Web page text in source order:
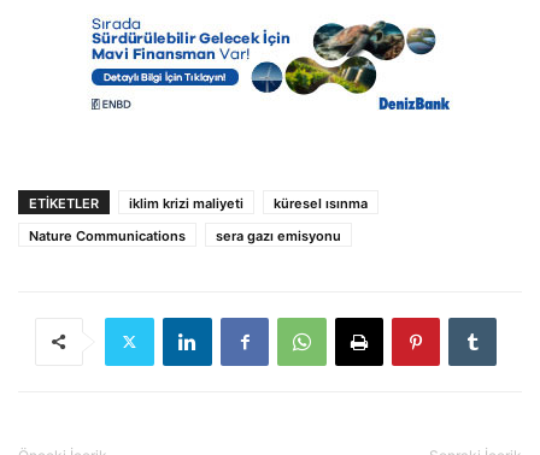
ETIKETLER iklim krizi maliyeti
küresel ısınma
Nature Communications
sera gazı emisyonu